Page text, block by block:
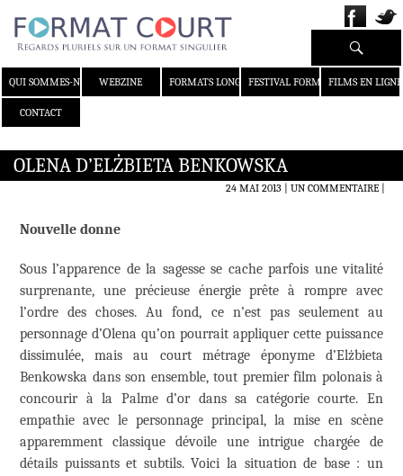
QUI SOMMES-NOUS ?WEBZINE FORMATS LONGS FESTIVAL FORMAT COURT
FILMS EN LIGNE
CONTACT
Recherche
OLENA D’ELŻBIETA BENKOWSKA
24 MAI 2013 UN COMMENTAIRE|
Nouvelle donne
Sous l’apparence de la sagesse se cache parfois une vitalité
surprenante, une précieuse énergie prête à rompre avec
l’ordre des choses. Au fond, ce n’est pas seulement au
personnage d’Olena qu’on pourrait appliquer cette puissance
dissimulée, mais au court métrage éponyme d’Elżbieta
Benkowska dans son ensemble, tout premier film polonais à
concourir à la Palme d’or dans sa catégorie courte. En
empathie avec le personnage principal, la mise en scène
apparemment classique dévoile une intrigue chargée de
détails puissants et subtils. Voici la situation de base : un